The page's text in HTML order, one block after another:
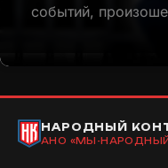
событий,
НАРОДНЫЙ
АНО «МЫ-